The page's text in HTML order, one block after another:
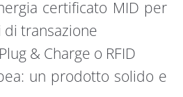
certificato MID per
di transazione
& Charge o RFID
un prodotto solido e